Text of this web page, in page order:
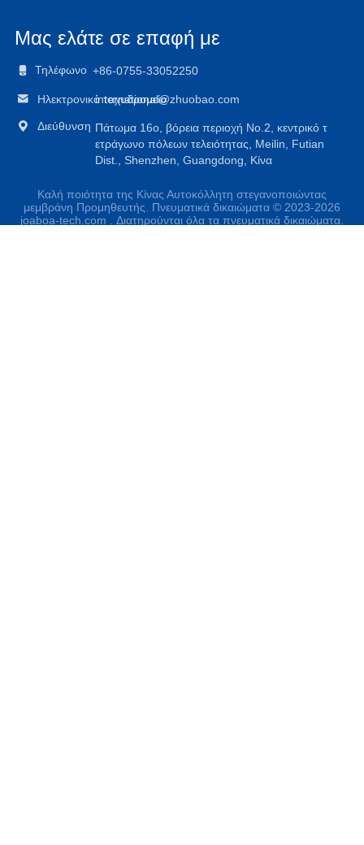
Μας ελάτε σε επαφή με
 Τηλέφωνο +86-0755-33052250
 Ηλεκτρονικό ταχυδρομείο
international@zhuobao.com
 Διεύθυνση Πάτωμα 16ο, βόρεια περιοχή No.2, κεντρικό τ
ετράγωνο πόλεων τελειότητας, Meilin, Futian
Dist., Shenzhen, Guangdong, Κίνα
Καλή ποιότητα της Κίνας Αυτοκόλλητη στεγανοποιώντας
μεμβράνη Προμηθευτής. Πνευματικά δικαιώματα © 2023-2026
joaboa-tech.com . Διατηρούνται όλα τα πνευματικά δικαιώματα.